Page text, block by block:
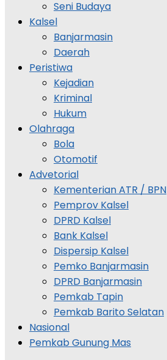
Seni Budaya
Kalsel
Banjarmasin
Daerah
Peristiwa
Kejadian
Kriminal
Hukum
Olahraga
Bola
Otomotif
Advetorial
Kementerian ATR / BPN
Pemprov Kalsel
DPRD Kalsel
Bank Kalsel
Dispersip Kalsel
Pemko Banjarmasin
DPRD Banjarmasin
Pemkab Tapin
Pemkab Barito Selatan
Nasional
Pemkab Gunung Mas